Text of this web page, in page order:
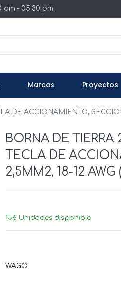
am - 05:30 pm
Marcas Proyectos
DE ACCIONAMIENTO,
BORNA DE
TECLA DE
2,5MM2, 18-12 AWG
156 Unidades disponible
WAGO